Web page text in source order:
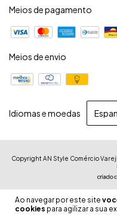
Ao navegar por este site
cookies para agilizar a sua
Meios de pagamento
Meios de envio
Idiomas e moedas
Copyright AN Style Comércio